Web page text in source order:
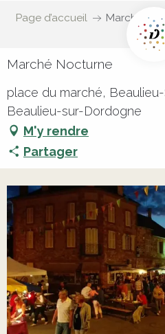
Page d’accueil Marché
Marché Nocturne
place du marché,
Beaulieu-sur-Dordogne
M'y rendre
Partager